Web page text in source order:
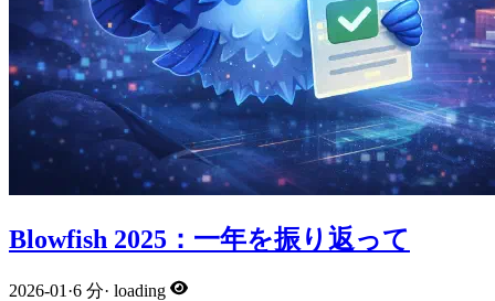
Blowfish 2025：一年を振り返って
2026-01 ·6 分· loading